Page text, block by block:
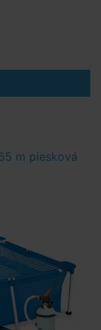
m piesková